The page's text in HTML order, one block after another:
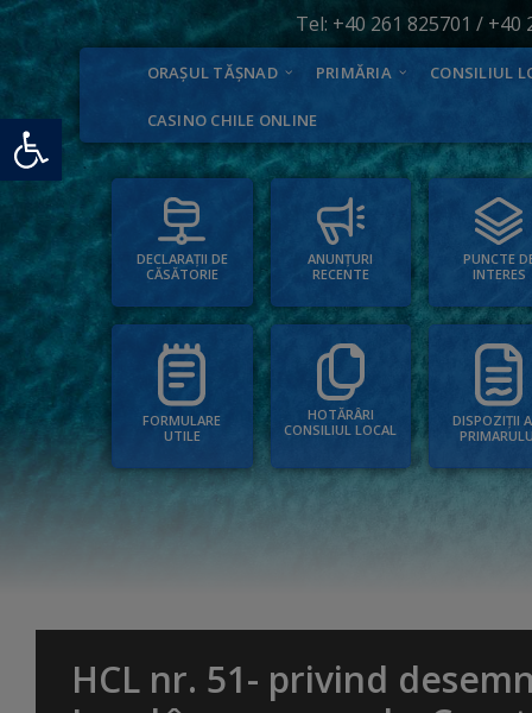
Deschide bara de unelte
Tel: +40 261 825701 / +40
ORAȘUL TĂȘNAD PRIMĂRIA CONSILIUL
CASINO CHILE ONLINE
DECLARAȚII DE
CĂSĂTORIE
ANUNȚURI
RECENTE
PUNCTE
INTERES
FORMULARE
UTILE
HOTĂRÂRI
CONSILIUL LOCAL
DISPOZIȚII
HCL nr. 51- privind